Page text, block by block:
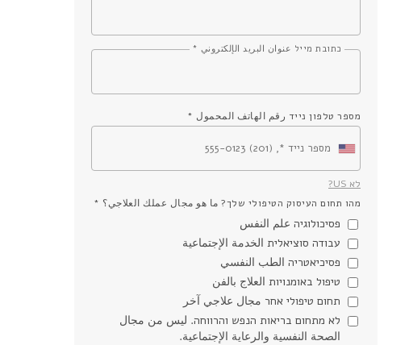
כתובת מייל عنوان البريد الإلكتروني *
מספר טלפון נייד رقم الهاتف المحمول *
לא US
?
מהו תחום העיסוק הטיפולי שלך? ما هو مجال عملك العلاجي؟ *
פסיכולוגיה علم النفس
עבודה סוציאלית الخدمة الإجتماعية
פסיכיאטריה الطب النفسي
טיפול באומנויות العلاج بالفن
תחום טיפולי אחר مجال علاجي آخر
לא מתחום בריאות הנפש והרווחה. ليس من مجال
الصحة النفسية والرعاية الإجتماعية.